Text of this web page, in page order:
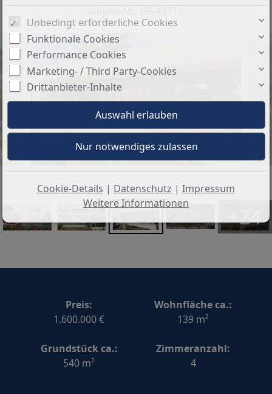
+24
Preis:
1.600.000 €
Wohnfläche ca.:
139 m²
Grundstück ca.:
540 m²
Zimmeranzahl:
4
Unbedingt erforderliche Cookies
Funktionale Cookies
Performance Cookies
Marketing- / Third Party-Cookies
Drittanbieter-Inhalte
Cookie-Details | Datenschutz | Impressum
Weitere Informationen